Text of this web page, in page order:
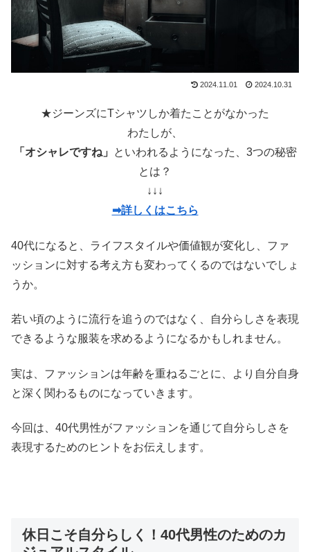
2024.11.01 2024.10.31
★ジーンズにTシャツしか着たことがなかった
わたしが、
「オシャレですね」
といわれるようになった、3つの秘密
とは？
↓↓↓
➡詳しくはこちら
40代になると、ライフスタイルや価値観が変化し、ファ
ッションに対する考え方も変わってくるのではないでしょ
うか。
若い頃のように流行を追うのではなく、自分らしさを表現
できるような服装を求めるようになるかもしれません。
実は、ファッションは年齢を重ねるごとに、より自分自身
と深く関わるものになっていきます。
今回は、40代男性がファッションを通じて自分らしさを
表現するためのヒントをお伝えします。
休日こそ自分らしく！40代男性のためのカ